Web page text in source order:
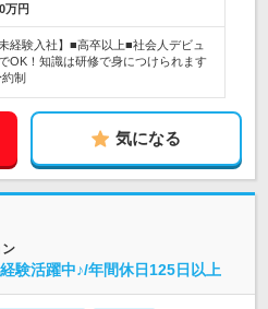
万円
経験入社】■高卒以上■社会人デビュ
OK！知識は研修で身につけられます
制
気になる
験活躍中♪/年間休日125日以上